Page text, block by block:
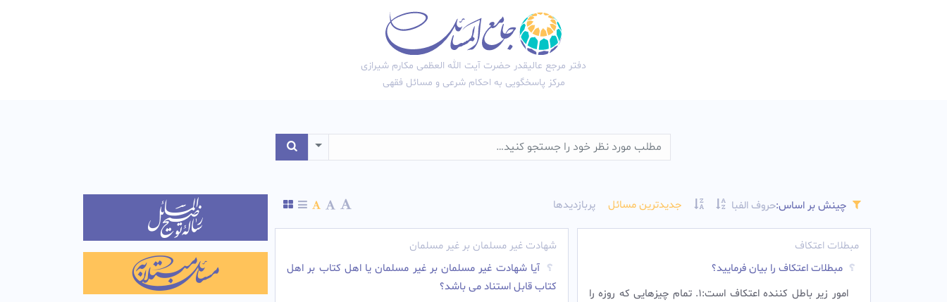
دفتر مرجع عالیقدر حضرت آیت الله العظمی مکارم شیرازی
مرکز پاسخگویی به احکام شرعی و مسائل فقهی
Toggle Dropdown
چینش بر اساس:حروف الفبا جدیدترین مسائل پربازدیدها
مبطلات اعتکاف
مبطلات اعتکاف را بیان فرمایید؟
امور زير باطل كننده اعتكاف است:1. تمام چيزهايى كه روزه را
شهادت غیر مسلمان بر غیر مسلمان
آیا شهادت غیر مسلمان بر غیر مسلمان یا اهل کتاب بر اهل
کتاب قابل استناد می باشد؟